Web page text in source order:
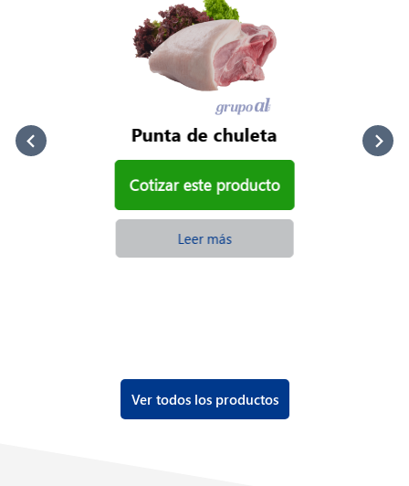
Punta de chuleta
Cotizar este producto
Leer más
Ver todos los productos